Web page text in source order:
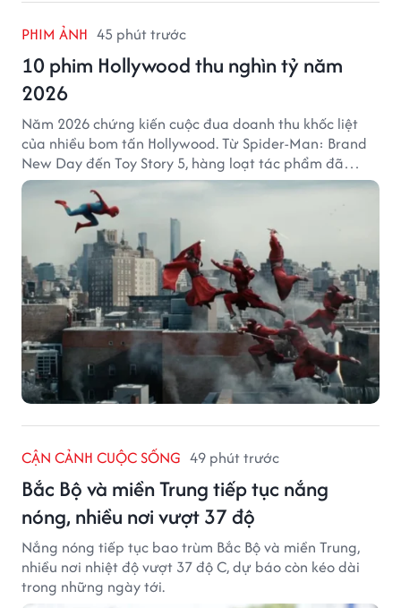
PHIM ẢNH 45 phút trước
10 phim Hollywood thu nghìn tỷ năm
2026
Năm 2026 chứng kiến cuộc đua doanh thu khốc liệt
của nhiều bom tấn Hollywood. Từ Spider-Man: Brand
New Day đến Toy Story 5, hàng loạt tác phẩm đã
mang về hàng chục nghìn tỷ đồng và tạo nên những
cột mốc đáng nhớ tại phòng vé toàn cầu.
CẬN CẢNH CUỘC SỐNG 49 phút trước
Bắc Bộ và miền Trung tiếp tục nắng
nóng, nhiều nơi vượt 37 độ
Nắng nóng tiếp tục bao trùm Bắc Bộ và miền Trung,
nhiều nơi nhiệt độ vượt 37 độ C, dự báo còn kéo dài
trong những ngày tới.